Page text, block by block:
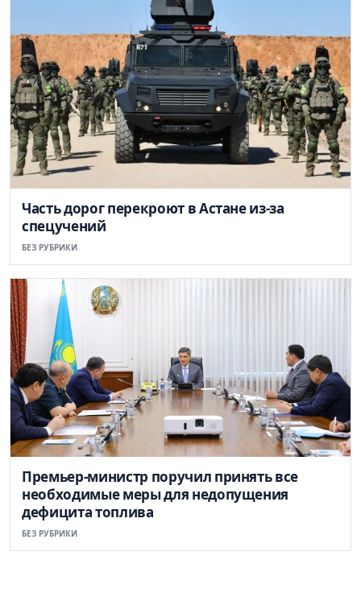
Часть дорог перекроют в Астане из-за
спецучений
БЕЗ РУБРИКИ
Премьер-министр поручил принять все
необходимые меры для недопущения
дефицита топлива
БЕЗ РУБРИКИ